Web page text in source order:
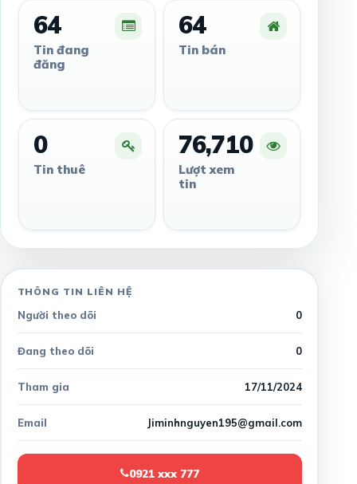
64
Tin đang
đăng
64
Tin bán
0
Tin thuê
76,710
Lượt xem
tin
THÔNG TIN LIÊN HỆ
Người theo dõi 0
Đang theo dõi 0
Tham gia 17/11/2024
Email Jiminhnguyen195@gmail.com
0921 xxx 777